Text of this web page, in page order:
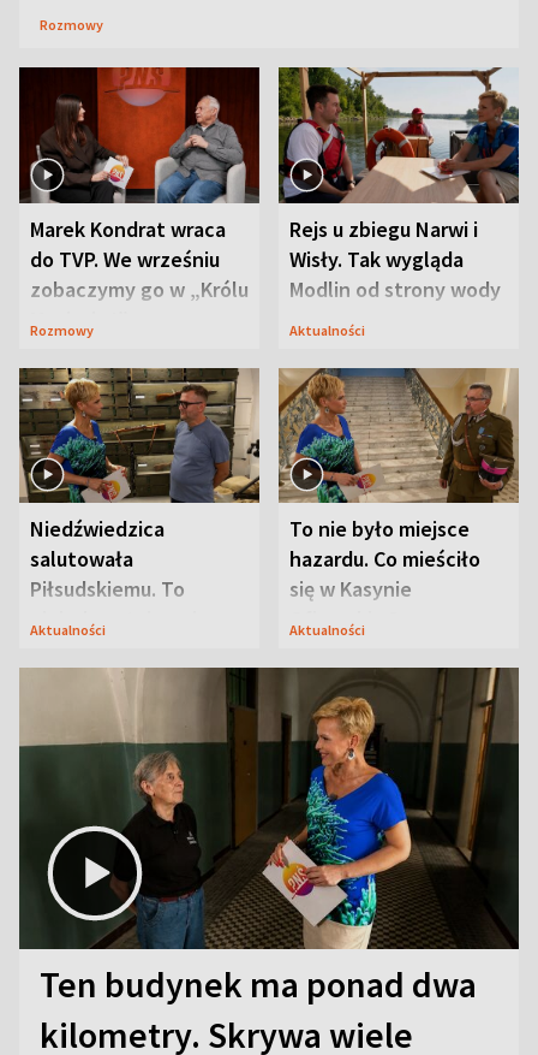
Rozmowy
Marek Kondrat wraca
do TVP. We wrześniu
zobaczymy go w „Królu
Maciusiu I”
Rozmowy
Rejs u zbiegu Narwi i
Wisły. Tak wygląda
Modlin od strony wody
Aktualności
Niedźwiedzica
salutowała
Piłsudskiemu. To
niejedyna tajemnica
Aktualności
To nie było miejsce
hazardu. Co mieściło
się w Kasynie
Oficerskim?
Aktualności
Ten budynek ma ponad dwa
kilometry. Skrywa wiele